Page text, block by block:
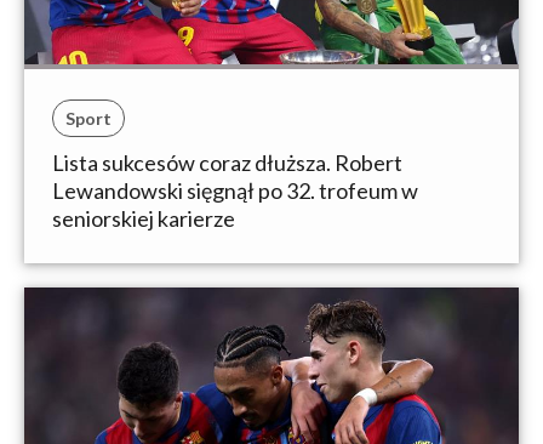
Sport
Lista sukcesów coraz dłuższa. Robert
Lewandowski sięgnął po 32. trofeum w
seniorskiej karierze